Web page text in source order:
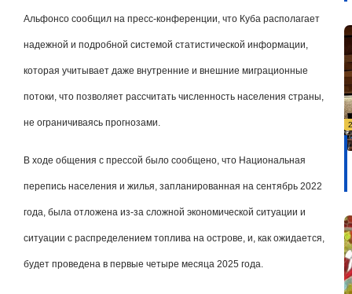
Альфонсо сообщил на пресс-конференции, что Куба располагает
надежной и подробной системой статистической информации,
которая учитывает даже внутренние и внешние миграционные
потоки, что позволяет рассчитать численность населения страны,
не ограничиваясь прогнозами.
В ходе общения с прессой было сообщено, что Национальная
перепись населения и жилья, запланированная на сентябрь 2022
года, была отложена из-за сложной экономической ситуации и
ситуации с распределением топлива на острове, и, как ожидается,
будет проведена в первые четыре месяца 2025 года.